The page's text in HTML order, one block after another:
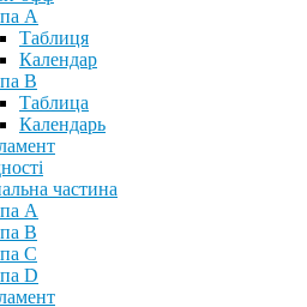
А
Таблиця
Календар
В
Таблица
Календарь
частина
А
В
С
D